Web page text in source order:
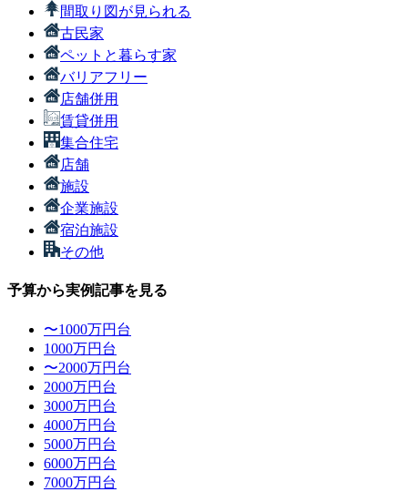
間取り図が見られる
古民家
ペットと暮らす家
バリアフリー
店舗併用
賃貸併用
集合住宅
店舗
施設
企業施設
宿泊施設
その他
予算から実例記事を見る
〜1000万円台
1000万円台
〜2000万円台
2000万円台
3000万円台
4000万円台
5000万円台
6000万円台
7000万円台